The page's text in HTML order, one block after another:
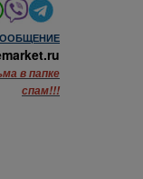
в папке
спам!!!